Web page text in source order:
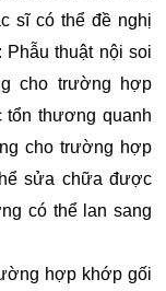
sĩ có thể đề nghị
Phẫu thuật nội soi
cho trường hợp
tổn thương quanh
cho trường hợp
sửa chữa được
có thể lan sang
hợp khớp gối